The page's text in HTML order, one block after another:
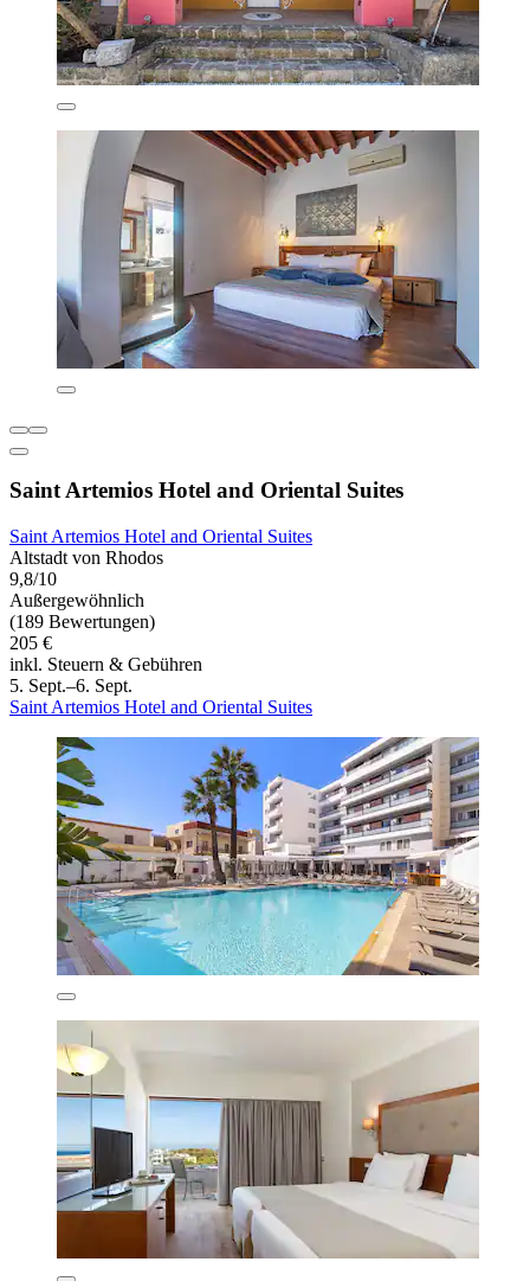
Saint Artemios Hotel and Oriental Suites
Saint Artemios Hotel and Oriental Suites
Altstadt von Rhodos
9,8/10
Außergewöhnlich
(189 Bewertungen)
205 €
inkl. Steuern & Gebühren
5. Sept.–6. Sept.
Saint Artemios Hotel and Oriental Suites